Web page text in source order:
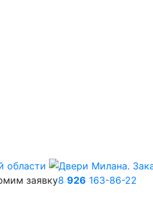
заявку8 926 163-86-22